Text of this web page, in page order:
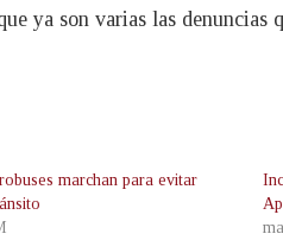
ya son varias las denuncias
marchan para evitar